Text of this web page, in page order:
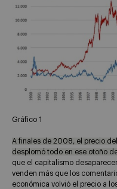
Gráfico 1
A finales de 2008, el precio
desplomó todo en ese otoño
que el capitalismo
venden más que los
económica volvió el precio a